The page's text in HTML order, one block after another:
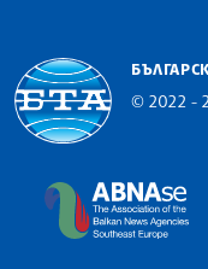
© 2022 -